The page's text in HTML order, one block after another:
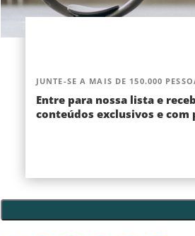
JUNTE-SE A MAIS DE 150.000
Entre para nossa lista e
conteúdos exclusivos e com